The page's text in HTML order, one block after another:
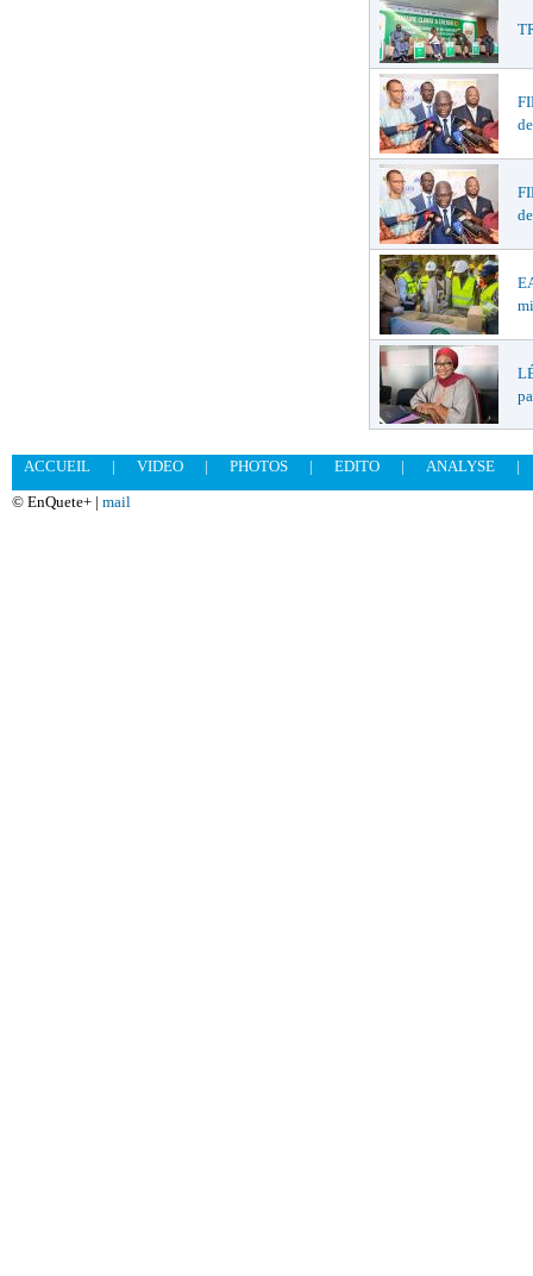
ACCUEIL | VIDEO | PHOTOS | EDITO | ANALYSE
|
© EnQuete+ | mail